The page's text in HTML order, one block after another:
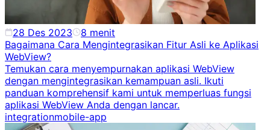
28 Des 2023 8 menit
Bagaimana Cara Mengintegrasikan Fitur Asli ke Aplikasi
WebView?
Temukan cara menyempurnakan aplikasi WebView
dengan mengintegrasikan kemampuan asli. Ikuti
panduan komprehensif kami untuk memperluas fungsi
aplikasi WebView Anda dengan lancar.
integrationmobile-app